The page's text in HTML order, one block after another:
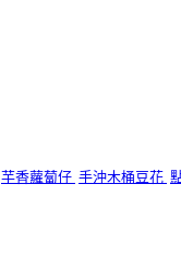
芋香蘿蔔仔 手沖木桶豆花